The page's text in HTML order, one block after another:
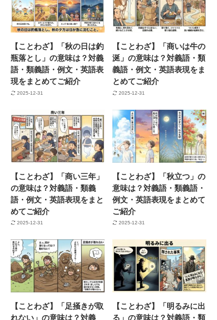
【ことわざ】「秋の日は釣
瓶落とし」の意味は？対義
語・類義語・例文・英語表
現をまとめてご紹介
2025-12-31
【ことわざ】「商いは牛の
涎」の意味は？対義語・類
義語・例文・英語表現をま
とめてご紹介
2025-12-31
【ことわざ】「商い三年」
の意味は？対義語・類義
語・例文・英語表現をまと
めてご紹介
2025-12-31
【ことわざ】「秋立つ」の
意味は？対義語・類義語・
例文・英語表現をまとめて
ご紹介
2025-12-31
【ことわざ】「足掻きが取
れない」の意味は？対義
【ことわざ】「明るみに出
る」の意味は？対義語・類